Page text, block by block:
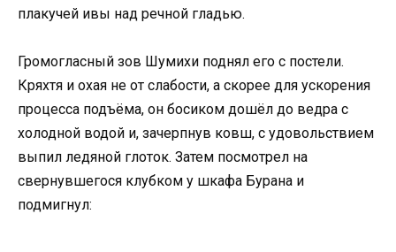
плакучей ивы над речной гладью.
Громогласный зов Шумихи поднял его с постели.
Кряхтя и охая не от слабости, а скорее для ускорения
процесса подъёма, он босиком дошёл до ведра с
холодной водой и, зачерпнув ковш, с удовольствием
выпил ледяной глоток. Затем посмотрел на
свернувшегося клубком у шкафа Бурана и
подмигнул: